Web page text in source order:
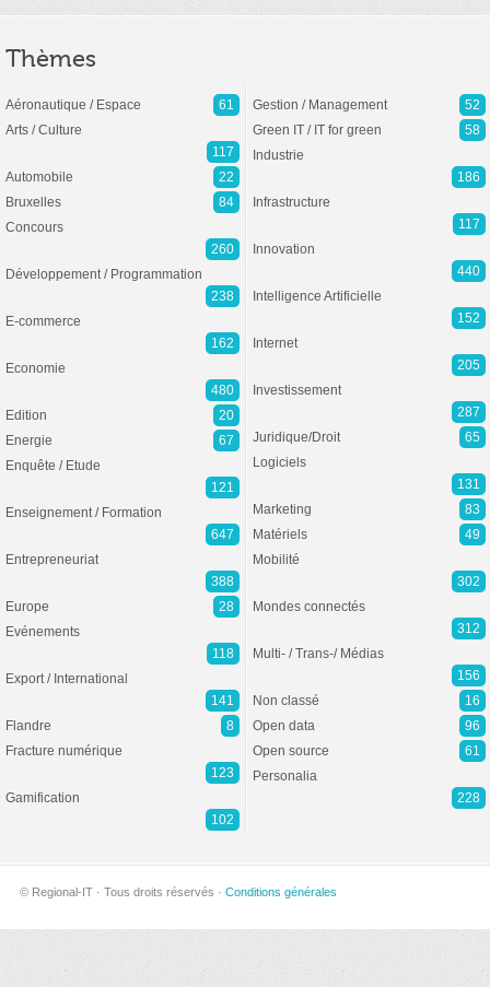
Thèmes
Aéronautique / Espace
61
Arts / Culture
117
Automobile
22
Bruxelles
84
Concours
260
Développement / Programmation
238
E-commerce
162
Economie
480
Edition
20
Energie
67
Enquête / Etude
121
Enseignement / Formation
647
Entrepreneuriat
388
Europe
28
Evénements
118
Export / International
141
Flandre
8
Fracture numérique
123
Gamification
102
Gestion / Management
52
Green IT / IT for green
58
Industrie
186
Infrastructure
117
Innovation
440
Intelligence Artificielle
152
Internet
205
Investissement
287
Juridique/Droit
65
Logiciels
131
Marketing
83
Matériels
49
Mobilité
302
Mondes connectés
312
Multi- / Trans-/ Médias
156
Non classé
16
Open data
96
Open source
61
Personalia
228
© Regional-IT · Tous droits réservés · Conditions générales